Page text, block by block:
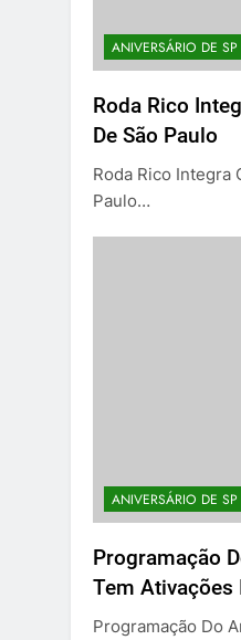
ANIVERSÁRIO DE SP
Roda Rico
De São Paulo
Roda Rico Integra
Paulo…
ANIVERSÁRIO DE SP
Programação
Tem Ativações
Programação Do